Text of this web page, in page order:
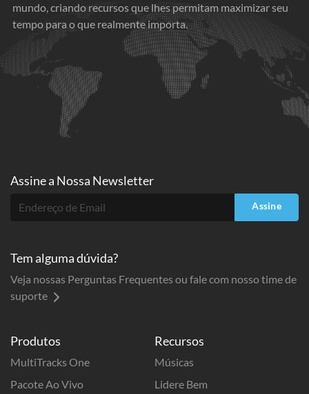
mundo, criando recursos que lhes permitam maximizar seu
tempo para o que realmente importa.
Produtos
MultiTracks One
Pacote Ao Vivo
Recursos
Músicas
Lidere Bem
Assine a Nossa Newsletter
Assine
Tem alguma dúvida?
Veja nossas Perguntas Frequentes ou fale com nosso time de
suporte